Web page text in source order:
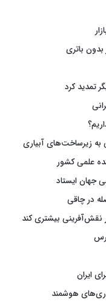
باتری
به زیرساخت‌های آبیاری
علمی کشور
جهان ایستاد
در چاقی
بیشتری کند
هوشمند